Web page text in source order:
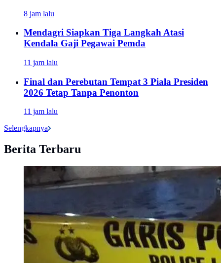
8 jam lalu
Mendagri Siapkan Tiga Langkah Atasi
Kendala Gaji Pegawai Pemda
11 jam lalu
Final dan Perebutan Tempat 3 Piala Presiden
2026 Tetap Tanpa Penonton
11 jam lalu
Selengkapnya
Berita Terbaru